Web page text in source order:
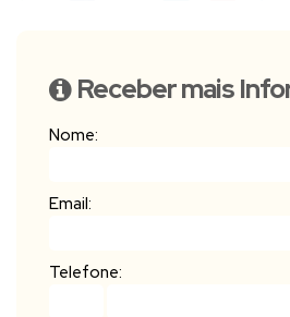
Receber mais
Nome:
Email:
Telefone: